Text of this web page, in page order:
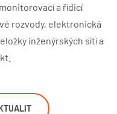
a řídicí
rozvody, elektronická
inženýrských sítí a